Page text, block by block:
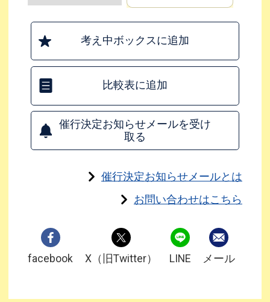
考え中ボックスに追加
比較表に追加
催行決定お知らせメールを受け
取る
催行決定お知らせメールとは
お問い合わせはこちら
facebook X（旧Twitter） LINE メール